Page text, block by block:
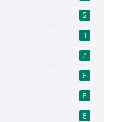
2
1
3
6
6
8